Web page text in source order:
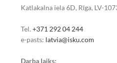
Katlakalna iela 6D, Rīga, LV-
Tel. +371 292 04 244
e-pasts: latvia@isku.com
Darba laiks: